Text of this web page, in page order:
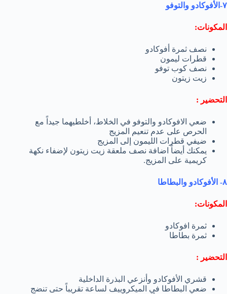
٧-الأفوكادو والتوفو
المكونات:
نصف ثمرة أفوكادو
قطرات لیمون
نصف كوب توفو
زیت زیتون
التحضير :
ضعي الافوكادو والتوفو في الخلاط، أخلطیھما جیداً مع
الحرص على عدم تنعیم المزیج
ضیفي قطرات اللیمون إلى المزیج
یمكنك أیضاً اضافة نصف ملعقة زیت زیتون لإضفاء نكھة
كریمیة على المزیج.
٨- الأفوكادو والبطاطا
المكونات:
ثمرة افوكادو
ثمرة بطاطا
التحضير :
قشري الأفوكادو وأنزعي البذرة الداخلیة
ضعي البطاطا في المیكروییف لساعة تقریباً حتى تنضج